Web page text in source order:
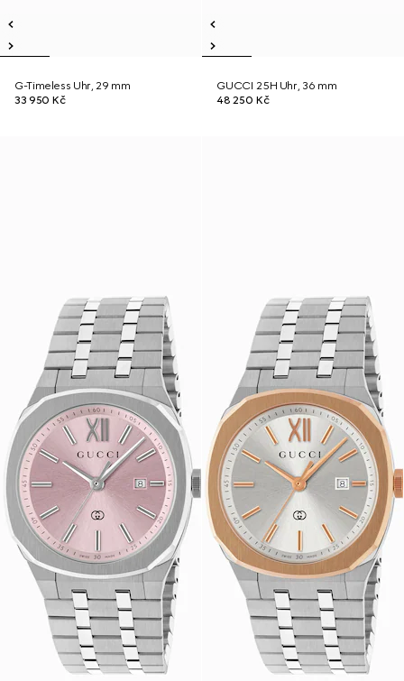
G-Timeless Uhr, 29 mm
33 950 Kč
GUCCI 25H Uhr, 36 mm
48 250 Kč